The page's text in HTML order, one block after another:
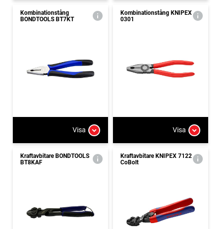
Kombinationstång
BONDTOOLS BT7KT
Visa
Kombinationstång KNIPEX
0301
Visa
Kraftavbitare BONDTOOLS
BT8KAF
Kraftavbitare KNIPEX 7122
CoBolt